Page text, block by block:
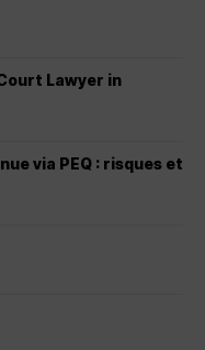
Lawyer in
via PEQ : risques et